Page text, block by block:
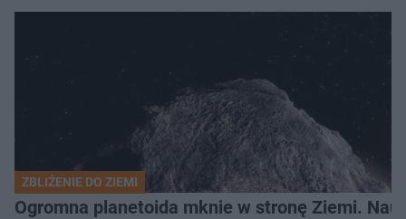
ZBLIŻENIE DO ZIEMI
Ogromna planetoida mknie w stronę Ziemi.